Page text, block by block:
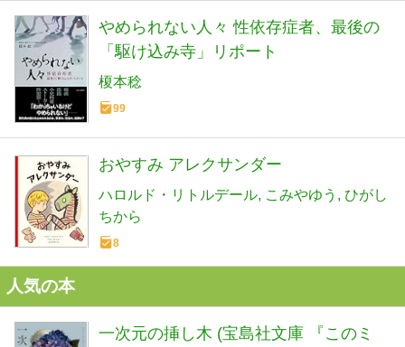
やめられない人々 性依存症者、最後の
「駆け込み寺」リポート
榎本稔
99
おやすみ アレクサンダー
ハロルド・リトルデール こみやゆう
ひがし
ちから
8
人気の本
一次元の挿し木 (宝島社文庫 『このミ